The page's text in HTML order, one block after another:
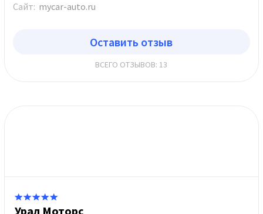
Сайт: mycar-auto.ru
Оставить отзыв
ВСЕГО ОТЗЫВОВ: 13
Урал Моторс